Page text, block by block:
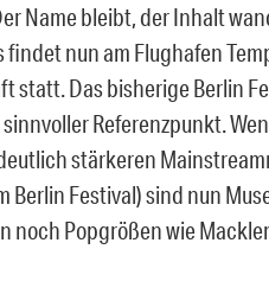
Name bleibt, der Inhalt
nun am Flughafen
statt. Das bisherige Berlin
Referenzpunkt.
stärkeren
Berlin Festival) sind nun
noch Popgrößen wie